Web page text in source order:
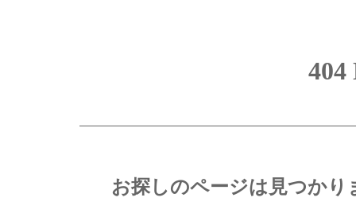
404
お探しのページは見つかり